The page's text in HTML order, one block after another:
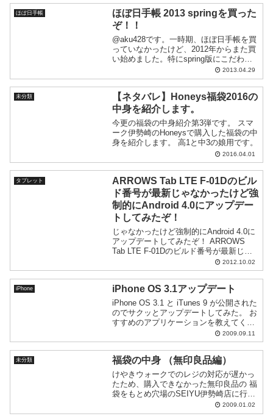
ほぼ日手帳
ほぼ日手帳 2013 springを買った
ぞ！！
@aku428です。一時期、ほぼ日手帳を買
っていなかったけど、2012年からまた買
い始めました。特にspring版にこだわり
は無いけど、昨年の5月から使って1年経
過したので、継続してspring版を買うこ
とにしました。以前、ちょろっと書い
た...
2013.04.29
未分類
【ネタバレ】Honeys福袋2016の
中身を紹介します。
今更の福袋の中身紹介第3弾です。 スマ
ーク伊勢崎のHoneysで購入した福袋の中
身を紹介します。 高1と中3の娘用です。
2016.04.01
タブレット
ARROWS Tab LTE F-01Dのビル
ド番号が最新じゃなかったけど強
制的にAndroid 4.0にアップデー
トしてみたぞ！
じゃなかったけど強制的にAndroid 4.0に
アップデートしてみたぞ！ ARROWS
Tab LTE F-01Dのビルド番号が最新じゃ
なかったけど強制的にAndroid 4.0にアッ
プデートしてみたぞ！内容 ...
2012.10.02
iPhone iPhone OS 3.1アップデート
iPhone OS 3.1 と iTunes 9 が公開された
のでサクッとアップデートしてみた。 お
すすめのアプリケーションを教えてくれ
たり、自動でプレイリストを作ってくれ
たり、 iTunesでiPhoneのアプリケーショ
ンを並び替え...
2009.09.11
未分類 福袋の中身 （無印良品編）
けやきウォークでのレジの対応が遅かっ
たため、購入できなかった無印良品の 福
袋をもとめ穴場のSEIYU伊勢崎店に行っ
とをみんな知らないのではないかという
2009.01.02